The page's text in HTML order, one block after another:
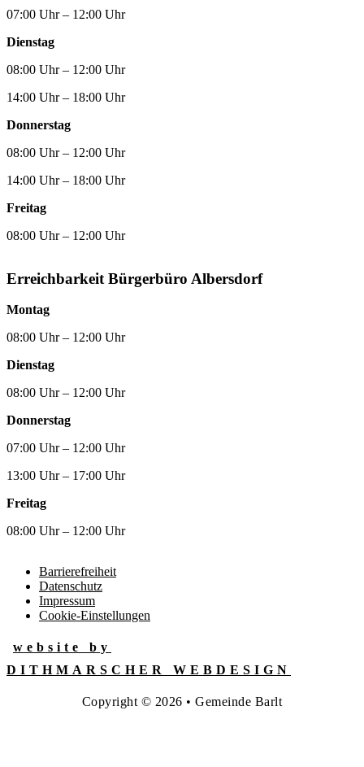
07:00 Uhr – 12:00 Uhr
Dienstag
08:00 Uhr – 12:00 Uhr
14:00 Uhr – 18:00 Uhr
Donnerstag
08:00 Uhr – 12:00 Uhr
14:00 Uhr – 18:00 Uhr
Freitag
08:00 Uhr – 12:00 Uhr
Erreichbarkeit Bürgerbüro Albersdorf
Montag
08:00 Uhr – 12:00 Uhr
Dienstag
08:00 Uhr – 12:00 Uhr
Donnerstag
07:00 Uhr – 12:00 Uhr
13:00 Uhr – 17:00 Uhr
Freitag
08:00 Uhr – 12:00 Uhr
Barrierefreiheit
Datenschutz
Impressum
Cookie-Einstellungen
website by
DITHMARSCHER WEBDESIGN
Copyright © 2026 • Gemeinde Barlt